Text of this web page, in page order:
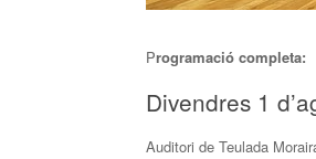
Programació completa:
Divendres 1
Auditori de Teulada